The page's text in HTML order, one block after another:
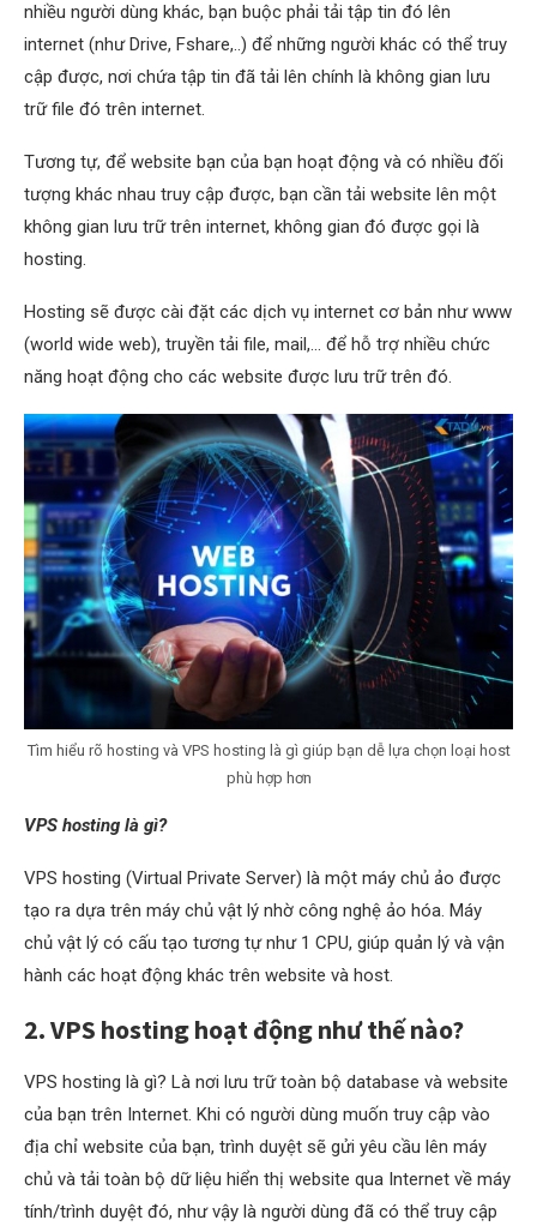
nhiều người dùng khác, bạn buộc phải tải tập tin đó lên
internet (như Drive, Fshare,..) để những người khác có thể truy
cập được, nơi chứa tập tin đã tải lên chính là không gian lưu
trữ file đó trên internet.
Tương tự, để website bạn của bạn hoạt động và có nhiều đối
tượng khác nhau truy cập được, bạn cần tải website lên một
không gian lưu trữ trên internet, không gian đó được gọi là
hosting.
Hosting sẽ được cài đặt các dịch vụ internet cơ bản như www
(world wide web), truyền tải file, mail,… để hỗ trợ nhiều chức
năng hoạt động cho các website được lưu trữ trên đó.
Tìm hiểu rõ hosting và VPS hosting là gì giúp bạn dễ lựa chọn loại host
phù hợp hơn
VPS hosting là gì?
VPS hosting (Virtual Private Server) là một máy chủ ảo được
tạo ra dựa trên máy chủ vật lý nhờ công nghệ ảo hóa. Máy
chủ vật lý có cấu tạo tương tự như 1 CPU, giúp quản lý và vận
hành các hoạt động khác trên website và host.
2. VPS hosting hoạt động như thế nào?
VPS hosting là gì? Là nơi lưu trữ toàn bộ database và website
của bạn trên Internet. Khi có người dùng muốn truy cập vào
địa chỉ website của bạn, trình duyệt sẽ gửi yêu cầu lên máy
chủ và tải toàn bộ dữ liệu hiển thị website qua Internet về máy
tính/trình duyệt đó, như vậy là người dùng đã có thể truy cập